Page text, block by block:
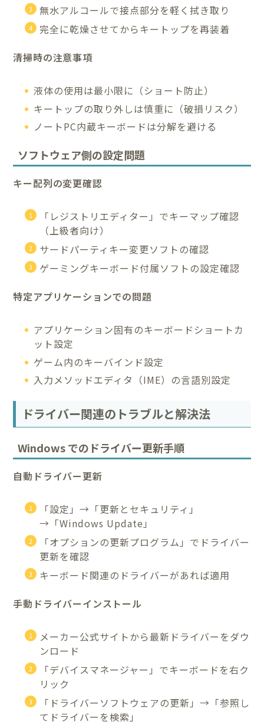
無水アルコールで接点部分を軽く拭き取り
完全に乾燥させてからキートップを再装着
清掃時の注意事項
液体の使用は最小限に（ショート防止）
キートップの取り外しは慎重に（破損リスク）
ノートPC内蔵キーボードは分解を避ける
ソフトウェア側の設定問題
キー配列の変更確認
「レジストリエディター」でキーマップ確認
（上級者向け）
サードパーティキー変更ソフトの確認
ゲーミングキーボード付属ソフトの設定確認
特定アプリケーションでの問題
アプリケーション固有のキーボードショートカ
ット設定
ゲーム内のキーバインド設定
入力メソッドエディタ（IME）の言語別設定
ドライバー関連のトラブルと解決法
Windows でのドライバー更新手順
自動ドライバー更新
「設定」→「更新とセキュリティ」
→「Windows Update」
「オプションの更新プログラム」でドライバー
更新を確認
キーボード関連のドライバーがあれば適用
手動ドライバーインストール
メーカー公式サイトから最新ドライバーをダウ
ンロード
「デバイスマネージャー」でキーボードを右ク
リック
「ドライバーソフトウェアの更新」→「参照し
てドライバーを検索」